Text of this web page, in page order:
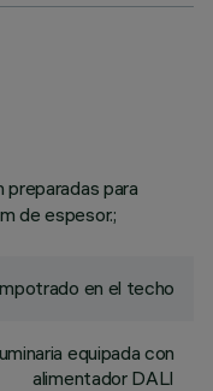
para
de espesor.;
en el techo
equipada con
alimentador DALI